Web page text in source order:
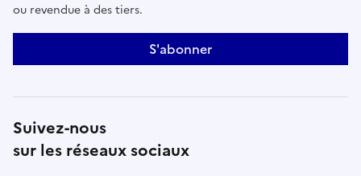
ou revendue à des tiers.
S'abonner
Suivez-nous
sur les réseaux sociaux